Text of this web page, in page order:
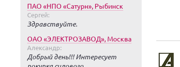
ПАО «НПО «Сатурн», Рыбинск
Сергей:
Здравствуйте.
ОАО «ЭЛЕКТРОЗАВОД», Москва
Александр:
Добрый день!!! Интересует